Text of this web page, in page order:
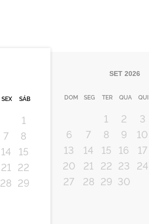
SEX SÁB
1
7
8
14
15
21 22
28 29
SET 2026
DOM SEG TER QUA QUI
1 2 3
6
7 8 9 10
13
14 15 16 17
20
21 22 23 24
27
28 29 30